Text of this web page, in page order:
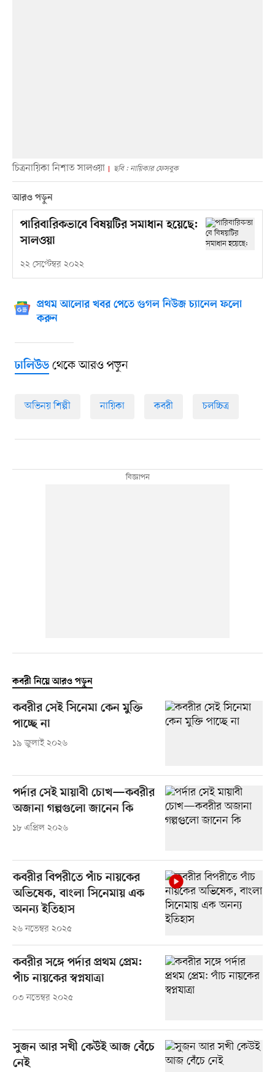
চিত্রনায়িকা নিশাত সালওয়া ছবি : নায়িকার ফেসবুক
আরও পড়ুন
পারিবারিকভাবে বিষয়টির সমাধান হয়েছে:
সালওয়া
২২ সেপ্টেম্বর ২০২২
প্রথম আলোর খবর পেতে গুগল নিউজ চ্যানেল ফলো
করুন
ঢালিউডথেকে আরও পড়ুন
অভিনয় শিল্পী নায়িকা কবরী চলচ্চিত্র
কবরী নিয়ে আরও পড়ুন
কবরীর সেই সিনেমা কেন মুক্তি
পাচ্ছে না
১৯ জুলাই ২০২৬
পর্দার সেই মায়াবী চোখ—কবরীর
অজানা গল্পগুলো জানেন কি
১৮ এপ্রিল ২০২৬
কবরীর বিপরীতে পাঁচ নায়কের
অভিষেক, বাংলা সিনেমায় এক
অনন্য ইতিহাস
২৬ নভেম্বর ২০২৫
কবরীর সঙ্গে পর্দার প্রথম প্রেম:
পাঁচ নায়কের স্বপ্নযাত্রা
০৩ নভেম্বর ২০২৫
সুজন আর সখী কেউই আজ বেঁচে
নেই